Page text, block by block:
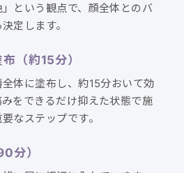
という観点で、顔全体とのバ
定します。
（約15分）
体に塗布し、約15分おいて効
をできるだけ抑えた状態で施
なステップです。
分）